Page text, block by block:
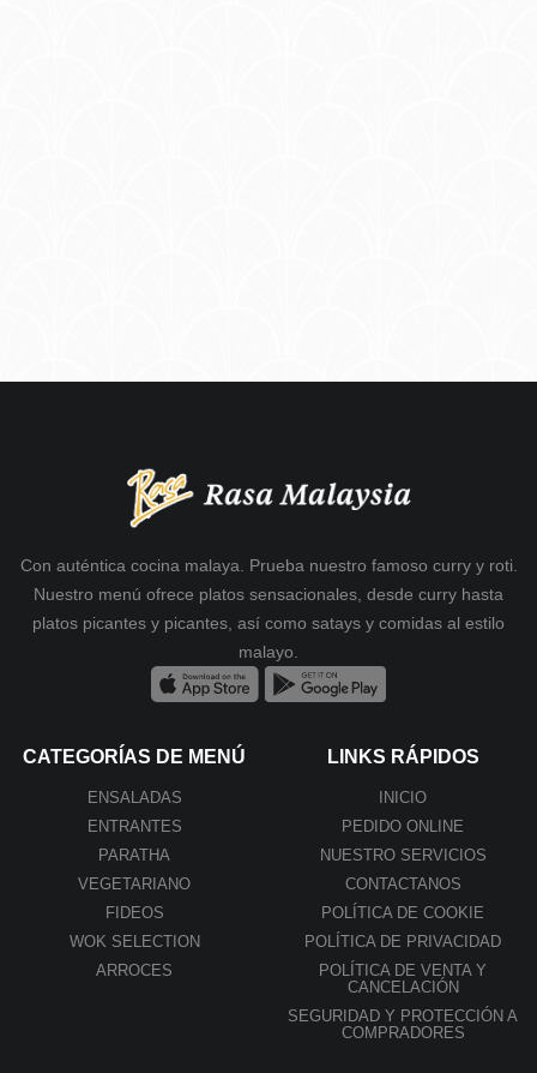
Con auténtica cocina malaya. Prueba nuestro famoso curry y roti.
Nuestro menú ofrece platos sensacionales, desde curry hasta
platos picantes y picantes, así como satays y comidas al estilo
malayo.
CATEGORÍAS DE MENÚ
ENSALADAS
ENTRANTES
PARATHA
VEGETARIANO
FIDEOS
WOK SELECTION
ARROCES
LINKS RÁPIDOS
INICIO
PEDIDO ONLINE
NUESTRO SERVICIOS
CONTACTANOS
POLÍTICA DE COOKIE
POLÍTICA DE PRIVACIDAD
POLÍTICA DE VENTA Y
CANCELACIÓN
SEGURIDAD Y PROTECCIÓN A
COMPRADORES